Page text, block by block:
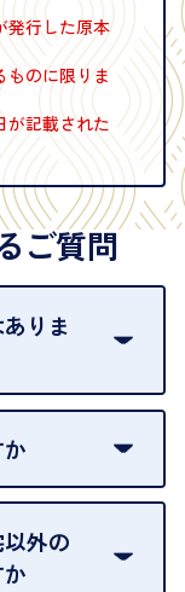
発行した原本
ものに限りま
が記載された
ご質問
りま
利用になれる書
ってもご利用い
外の